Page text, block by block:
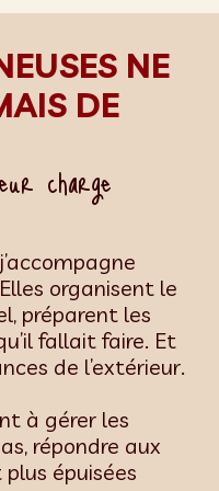
NE
DE
charge
organisent le
préparent les
fallait faire. Et
de l’extérieur.
à gérer les
répondre aux
épuisées